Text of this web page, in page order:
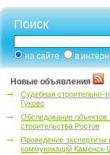
Поиск
на сайте в
Новые объявления
Судебная строительно-
Гуково
Обследование объектов
строительства Ростов
Проведение экспертизы
коммуникаций Каменск-